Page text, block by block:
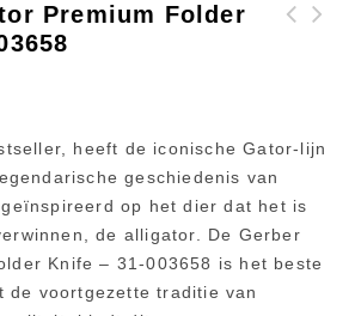
Premium Folder
heeft de iconische Gator-lijn
geschiedenis van
op het dier dat het is
de alligator. De Gerber
Knife – 31-003658 is het beste
de voortgezette traditie van